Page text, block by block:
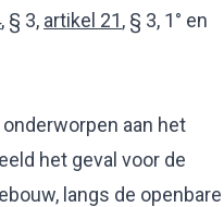
, § 3, artikel 21, § 3, 1° en
aan het
het geval voor de
langs de openbare